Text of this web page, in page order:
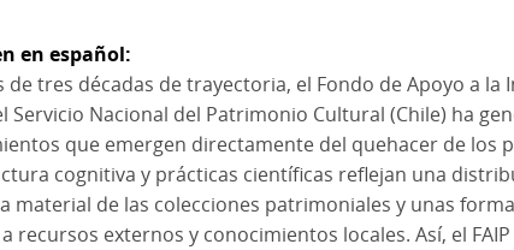
en español
de tres décadas de trayectoria, el Fondo de Apoyo a la
Servicio Nacional del Patrimonio Cultural (Chile) ha
que emergen directamente del quehacer de los
cognitiva y prácticas científicas reflejan una
material de las colecciones patrimoniales y unas
recursos externos y conocimientos locales. Así, el